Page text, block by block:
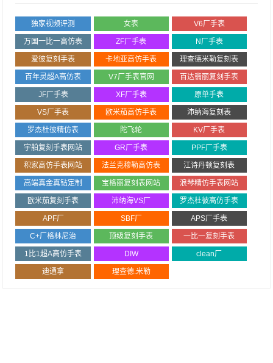
独家视频评测 女表 V6厂手表
万国一比一高仿表 ZF厂手表 N厂手表
爱彼复刻手表 卡地亚高仿手表 理查德米勒复刻表
百年灵超A高仿表 V7厂手表官网 百达翡丽复刻手表
JF厂手表 XF厂手表 原单手表
VS厂手表 欧米茄高仿手表 沛纳海复刻表
罗杰杜彼精仿表 陀飞轮 KV厂手表
宇舶复刻手表网站 GR厂手表 PPF厂手表
积家高仿手表网站 法兰克穆勒高仿表 江诗丹顿复刻表
高端真金真钻定制 宝格丽复刻表网站 浪琴精仿手表网站
欧米茄复刻手表 沛纳海VS厂 罗杰杜彼高仿手表
APF厂 SBF厂 APS厂手表
C+厂格林尼治 顶级复刻手表 一比一复刻手表
1比1超A高仿手表 DIW clean厂
迪通拿 理查德.米勒